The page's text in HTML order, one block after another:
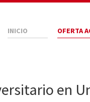
INICIO OFERTA
en